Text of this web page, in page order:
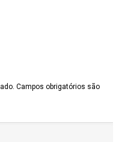
Campos obrigatórios são